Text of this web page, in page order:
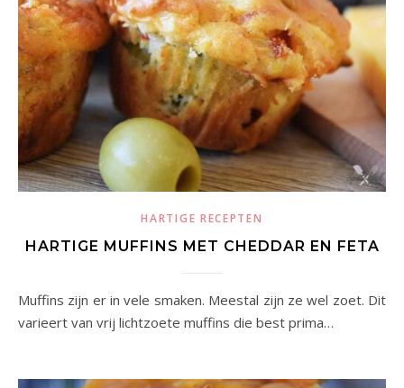
HARTIGE RECEPTEN
HARTIGE MUFFINS MET CHEDDAR EN FETA
Muffins zijn er in vele smaken. Meestal zijn ze wel zoet. Dit
varieert van vrij lichtzoete muffins die best prima…